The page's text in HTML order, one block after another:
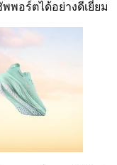
พอร์ตได้อย่างดีเยี่ยม